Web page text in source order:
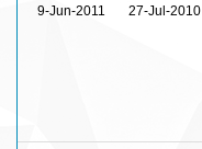
9-Jun-2011 27-Jul-2010